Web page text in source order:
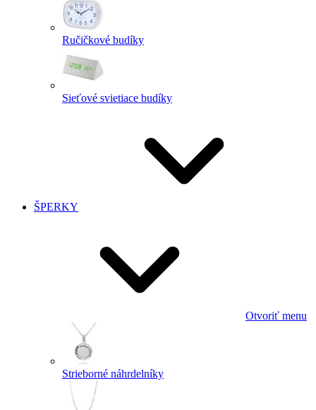
Ručičkové budíky
Sieťové svietiace budíky
ŠPERKY
Otvoriť menu
Strieborné náhrdelníky